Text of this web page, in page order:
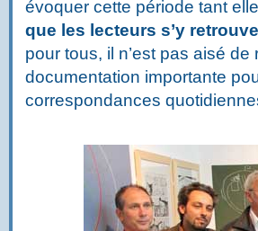
évoquer cette période tant
que les lecteurs s’y
pour tous, il n’est pas aisé
documentation importante
correspondances